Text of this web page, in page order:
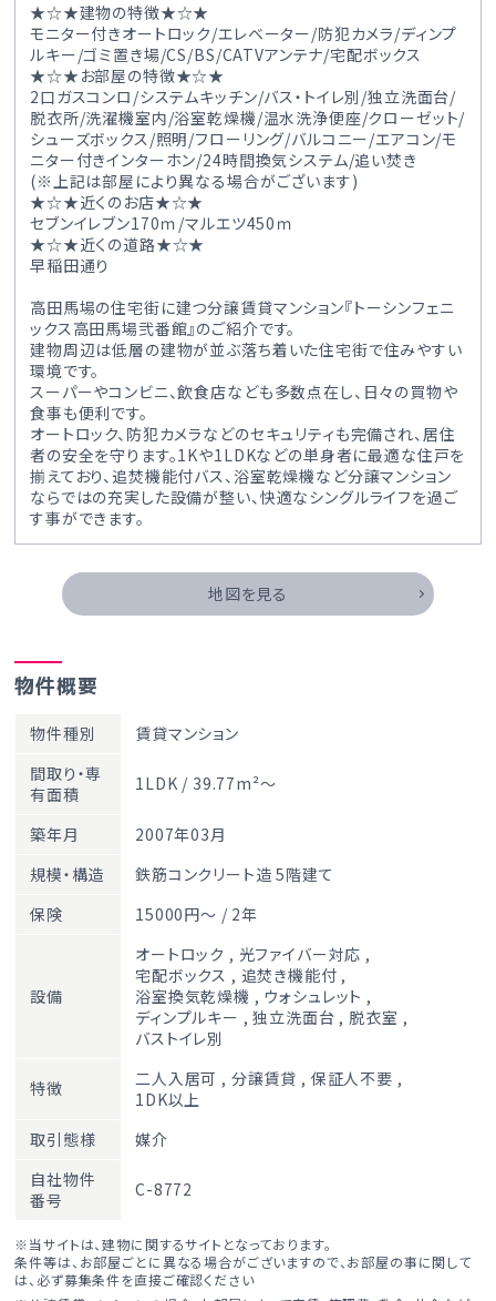
★☆★建物の特徴★☆★
モニター付きオートロック/エレベーター/防犯カメラ/ディンプ
ルキー/ゴミ置き場/CS/BS/CATVアンテナ/宅配ボックス
★☆★お部屋の特徴★☆★
2口ガスコンロ/システムキッチン/バス・トイレ別/独立洗面台/
脱衣所/洗濯機室内/浴室乾燥機/温水洗浄便座/クローゼット/
シューズボックス/照明/フローリング/バルコニー/エアコン/モ
ニター付きインターホン/24時間換気システム/追い焚き
(※上記は部屋により異なる場合がございます)
★☆★近くのお店★☆★
セブンイレブン170ｍ/マルエツ450ｍ
★☆★近くの道路★☆★
早稲田通り
高田馬場の住宅街に建つ分譲賃貸マンション『トーシンフェニ
ックス高田馬場弐番館』のご紹介です。
建物周辺は低層の建物が並ぶ落ち着いた住宅街で住みやすい
環境です。
スーパーやコンビニ、飲食店なども多数点在し、日々の買物や
食事も便利です。
オートロック、防犯カメラなどのセキュリティも完備され、居住
者の安全を守ります。1Kや1LDKなどの単身者に最適な住戸を
揃えており、追焚機能付バス、浴室乾燥機など分譲マンション
ならではの充実した設備が整い、快適なシングルライフを過ご
す事ができます。
地図を見る
物件概要
物件種別
賃貸マンション
間取り・専
有面積
1LDK / 39.77m²～
築年月
2007年03月
規模・構造
鉄筋コンクリート造 5階建て
保険
15000円～ / 2年
設備
オートロック , 光ファイバー対応 ,
宅配ボックス , 追焚き機能付 ,
浴室換気乾燥機 , ウォシュレット ,
ディンプルキー ,独立洗面台 , 脱衣室 ,
バストイレ別
特徴 二人入居可 , 分譲賃貸 , 保証人不要 ,
1DK以上
取引態様
媒介
自社物件
番号
C-8772
※当サイトは、建物に関するサイトとなっております。
条件等は、お部屋ごとに異なる場合がございますので、お部屋の事に関して
は、必ず募集条件を直接ご確認ください